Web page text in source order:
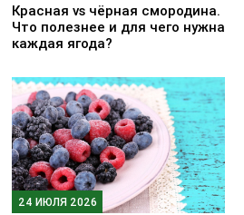
Красная vs чёрная смородина.
Что полезнее и для чего нужна
каждая ягода?
24 ИЮЛЯ 2026